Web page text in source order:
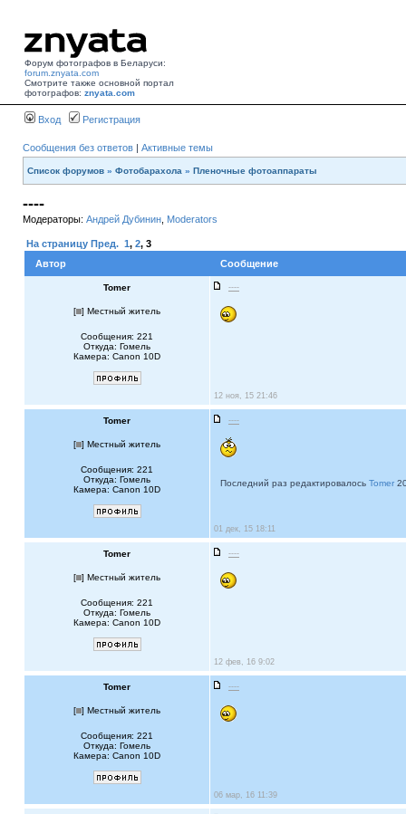
Форум фотографов в Беларуси:
forum.znyata.com
Смотрите также основной портал
фотографов: znyata.com
Вход Регистрация
Сообщения без ответов | Активные темы
Список форумов » Фотобарахола » Пленочные фотоаппараты
----
Модераторы: Андрей Дубинин Moderators
На страницу Пред. 1, 2, 3
Автор
Сообщение
Tomer ----
[ ] Местный житель
Сообщения: 221
Откуда: Гомель
Камера: Canon 10D
12 ноя, 15 21:46
Tomer ----
[ ] Местный житель
Сообщения: 221
Откуда: Гомель
Камера: Canon 10D
Последний раз редактировалось Tomer
01 дек, 15 18:11
Tomer ----
[ ] Местный житель
Сообщения: 221
Откуда: Гомель
Камера: Canon 10D
12 фев, 16 9:02
Tomer ----
[ ] Местный житель
Сообщения: 221
Откуда: Гомель
Камера: Canon 10D
06 мар, 16 11:39